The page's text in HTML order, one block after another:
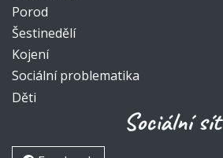
Porod
Šestinedělí
Kojení
Sociální problematika
Děti
Sociální